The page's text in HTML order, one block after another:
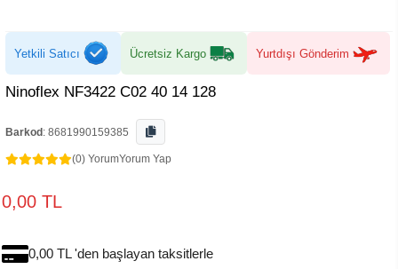
Yetkili Satıcı Ücretsiz Kargo Yurtdışı Gönderim
Ninoflex NF3422 C02 40 14 128
Barkod : 8681990159385
(0) YorumYorum Yap
0,00 TL
0,00 TL 'den başlayan taksitlerle